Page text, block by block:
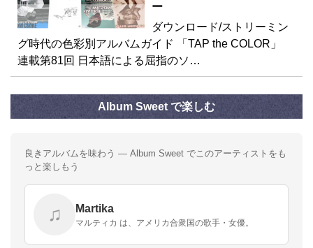
ー
ダウンロード/ストリーミン
グ時代の色彩別アルバムガイド 「TAP the COLOR」
連載第81回 日本語による屈指のソ…
Album Sweet で楽しむ
良きアルバムを味わう — Album Sweet でこのアーティストをも
っと楽しもう
♫ Martika
マルティカ は、アメリカ合衆国の歌手・女優。